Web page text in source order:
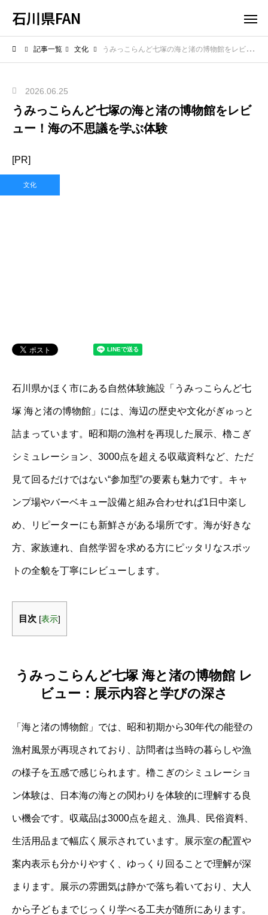
石川県FAN
記事一覧 文化 うみっこらんど七塚の海と渚の博物館をレビュー！海の不思議を学ぶ体験
2026.06.25
うみっこらんど七塚の海と渚の博物館をレビ
ュー！海の不思議を学ぶ体験
[PR]
文化
石川県かほく市にある自然体験施設「うみっこらんど七
塚 海と渚の博物館」には、海辺の歴史や文化がぎゅっと
詰まっています。昭和期の漁村を再現した展示、櫓こぎ
シミュレーション、3000点を超える収蔵資料など、ただ
見て回るだけではない“参加型”の要素も魅力です。キャ
ンプ場やバーベキュー設備と組み合わせれば1日中楽し
め、リピーターにも新鮮さがある場所です。海が好きな
方、家族連れ、自然学習を求める方にピッタリなスポッ
トの全貌を丁寧にレビューします。
目次 [表示]
うみっこらんど七塚 海と渚の博物館 レ
ビュー：展示内容と学びの深さ
「海と渚の博物館」では、昭和初期から30年代の能登の
漁村風景が再現されており、訪問者は当時の暮らしや漁
の様子を五感で感じられます。櫓こぎのシミュレーショ
ン体験は、日本海の海との関わりを体験的に理解する良
い機会です。収蔵品は3000点を超え、漁具、民俗資料、
生活用品まで幅広く展示されています。展示室の配置や
案内表示も分かりやすく、ゆっくり回ることで理解が深
まります。展示の雰囲気は静かで落ち着いており、大人
から子どもまでじっくり学べる工夫が随所にあります。